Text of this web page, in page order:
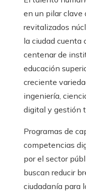
en un pilar clave
revitalizados
la ciudad cuenta
centenar de
educación
creciente
ingeniería,
digital y gestión
Programas de
competencias
por el sector
buscan reducir
ciudadanía para